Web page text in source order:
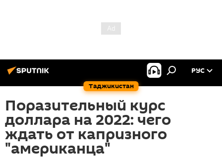
Таджикистан
РУС
Поразительный курс
доллара на 2022: чего
ждать от капризного
"американца"